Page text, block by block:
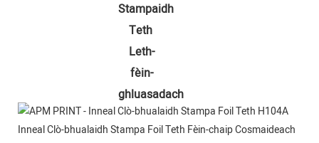
Stampaidh
Teth
Leth-
fèin-
ghluasadach